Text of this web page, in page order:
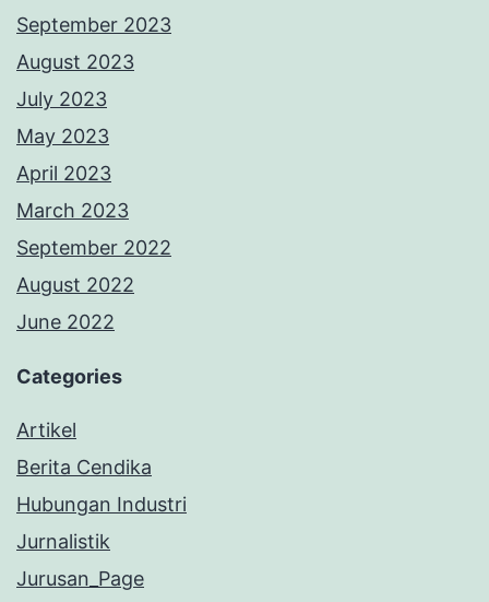
September 2023
August 2023
July 2023
May 2023
April 2023
March 2023
September 2022
August 2022
June 2022
Categories
Artikel
Berita Cendika
Hubungan Industri
Jurnalistik
Jurusan_Page